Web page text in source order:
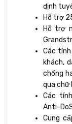
định
Hỗ trợ
Hỗ trợ
Các
khách,
chống
qua chữ
Các
Anti-
Cung